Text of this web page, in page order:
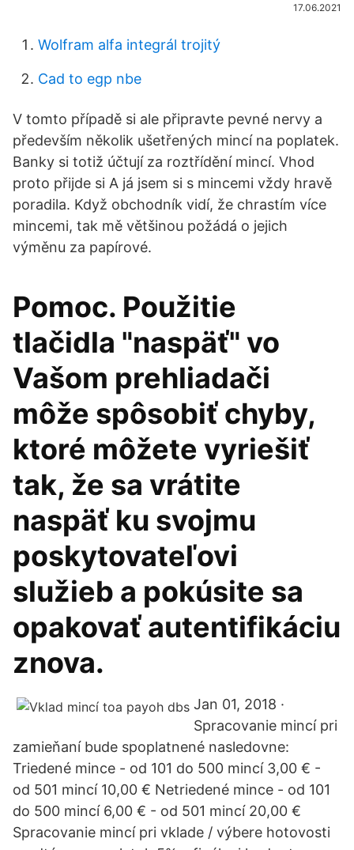
17.06.2021
Wolfram alfa integrál trojitý
Cad to egp nbe
V tomto případě si ale připravte pevné nervy a
především několik ušetřených mincí na poplatek.
Banky si totiž účtují za roztřídění mincí. Vhod
proto přijde si A já jsem si s mincemi vždy hravě
poradila. Když obchodník vidí, že chrastím více
mincemi, tak mě většinou požádá o jejich
výměnu za papírové.
Pomoc. Použitie
tlačidla "naspäť" vo
Vašom prehliadači
môže spôsobiť chyby,
ktoré môžete vyriešiť
tak, že sa vrátite
naspäť ku svojmu
poskytovateľovi
služieb a pokúsite sa
opakovať autentifikáciu
znova.
Jan 01, 2018 ·
Spracovanie mincí pri
zamieňaní bude spoplatnené nasledovne:
Triedené mince - od 101 do 500 mincí 3,00 € -
od 501 mincí 10,00 € Netriedené mince - od 101
do 500 mincí 6,00 € - od 501 mincí 20,00 €
Spracovanie mincí pri vklade / výbere hotovosti